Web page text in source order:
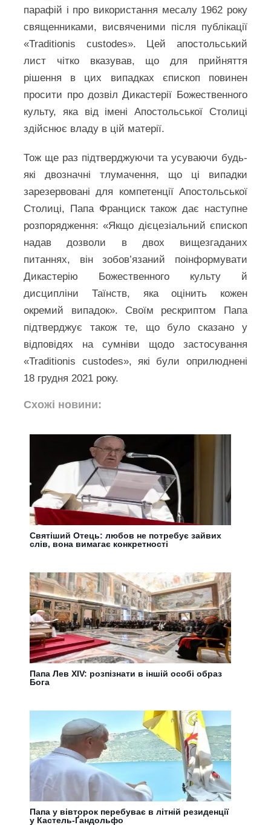
парафій і про використання месалу 1962 року
священниками, висвяченими після публікації
«Traditionis custodes». Цей апостольський
лист чітко вказував, що для прийняття
рішення в цих випадках єпископ повинен
просити про дозвіл Дикастерії Божественного
культу, яка від імені Апостольської Столиці
здійснює владу в цій матерії.
Тож ще раз підтверджуючи та усуваючи будь-
які двозначні тлумачення, що ці випадки
зарезервовані для компетенції Апостольської
Столиці, Папа Франциск також дає наступне
розпорядження: «Якщо дієцезіальний єпископ
надав дозволи в двох вищезгаданих
питаннях, він зобов’язаний поінформувати
Дикастерію Божественного культу й
дисципліни Таїнств, яка оцінить кожен
окремий випадок». Своїм рескриптом Папа
підтверджує також те, що було сказано у
відповідях на сумніви щодо застосування
«Traditionis custodes», які були оприлюднені
18 грудня 2021 року.
Схожі новини:
Святіший Отець: любов не потребує зайвих
слів, вона вимагає конкретності
Папа Лев XIV: розпізнати в іншій особі образ
Бога
Папа у вівторок перебуває в літній резиденції
у Кастель-Ґандольфо